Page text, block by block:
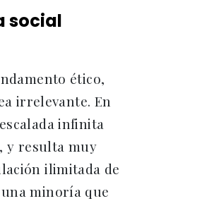
social
ético,
irrelevante. En
infinita
y resulta muy
ilimitada de
minoría que